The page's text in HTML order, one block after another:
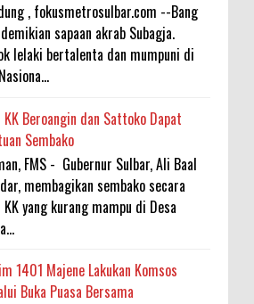
, fokusmetrosulbar.com --Bang
sapaan akrab Subagja.
lelaki bertalenta dan mumpuni di
Beroangin dan Sattoko Dapat
Sembako
FMS - Gubernur Sulbar, Ali Baal
membagikan sembako secara
yang kurang mampu di Desa
1401 Majene Lakukan Komsos
Buka Puasa Bersama